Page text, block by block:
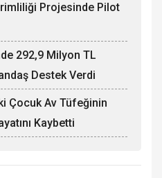
Projesinde Pilot
292,9 Milyon TL
Destek Verdi
Çocuk Av Tüfeğinin
Kaybetti